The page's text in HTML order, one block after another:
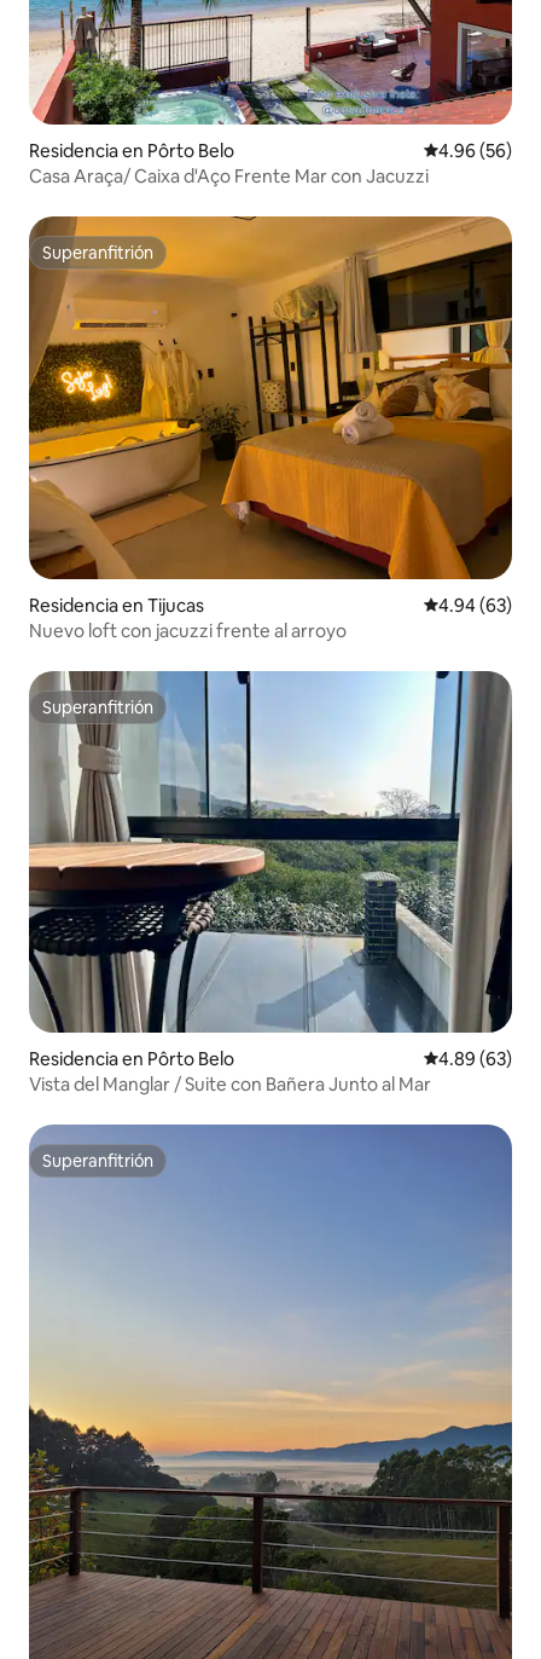
Residencia en Pôrto Belo Calificación
4.96 (56)
Casa Araça/ Caixa d'Aço Frente Mar con Jacuzzi
Superanfitrión
Superanfitrión
Residencia en Tijucas Calificación
4.94 (63)
Nuevo loft con jacuzzi frente al arroyo
Superanfitrión
Superanfitrión
Residencia en Pôrto Belo Calificación
4.89 (63)
Vista del Manglar / Suite con Bañera Junto al Mar
Superanfitrión
Superanfitrión